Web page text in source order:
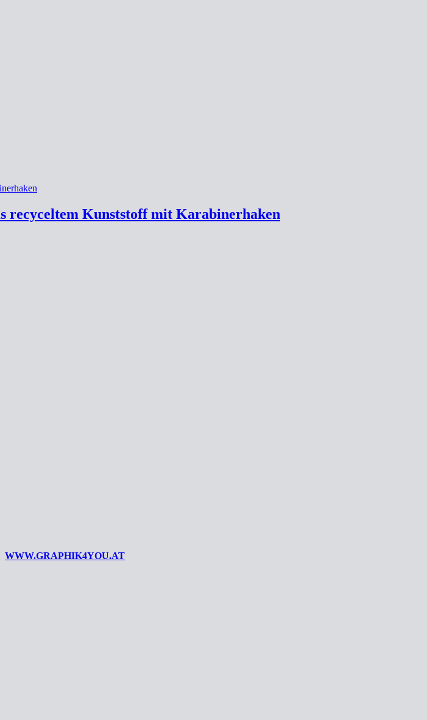
recyceltem Kunststoff mit Karabinerhaken
WWW.GRAPHIK4YOU.AT